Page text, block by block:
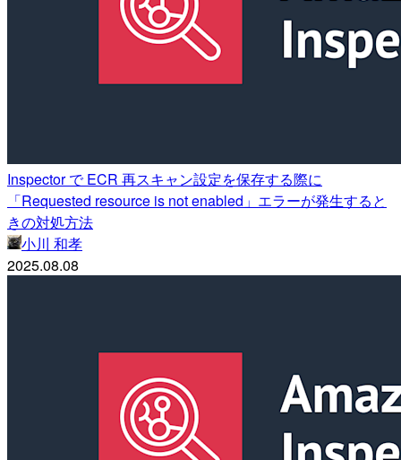
Inspector で ECR 再スキャン設定を保存する際に
「Requested resource is not enabled」エラーが発生すると
きの対処方法
小川 和孝
2025.08.08